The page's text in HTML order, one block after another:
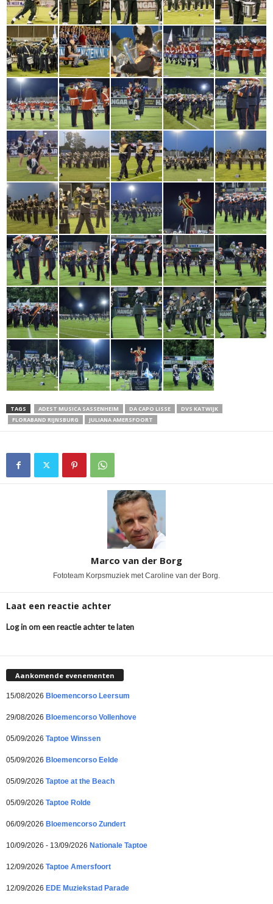
TAGS ADEST MUSICA SASSENHEIM DA CAPO LISSE
DVS KATWIJK
FLORABAND RIJNSBURG
JULIANA AMERSFOORT
Marco van der Borg
Fototeam Korpsmuziek met Caroline van der Borg.
Laat een reactie achter
Log in om een reactie achter te laten
Aankomende evenementen
15/08/2026 Bloemencorso Leersum
29/08/2026 Bloemencorso Vollenhove
05/09/2026 Taptoe Winssen
05/09/2026 Bloemencorso Eelde
05/09/2026 Taptoe at the Beach
05/09/2026 Taptoe Rolde
06/09/2026 Bloemencorso Zundert
10/09/2026 - 13/09/2026 Nationale Taptoe
12/09/2026 Taptoe Amersfoort
12/09/2026 EDE Muziekstad Parade